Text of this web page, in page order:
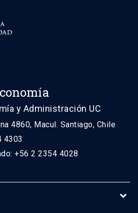
y Administración UC
4860, Macul. Santiago, Chile
4303
+56 2 2354 4028